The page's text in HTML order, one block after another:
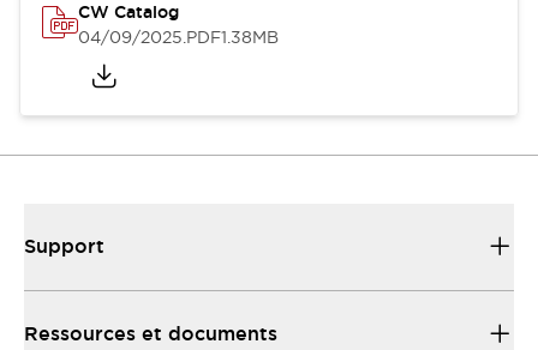
CW Catalog
04/09/2025.PDF1.38MB
Support
Ressources et documents